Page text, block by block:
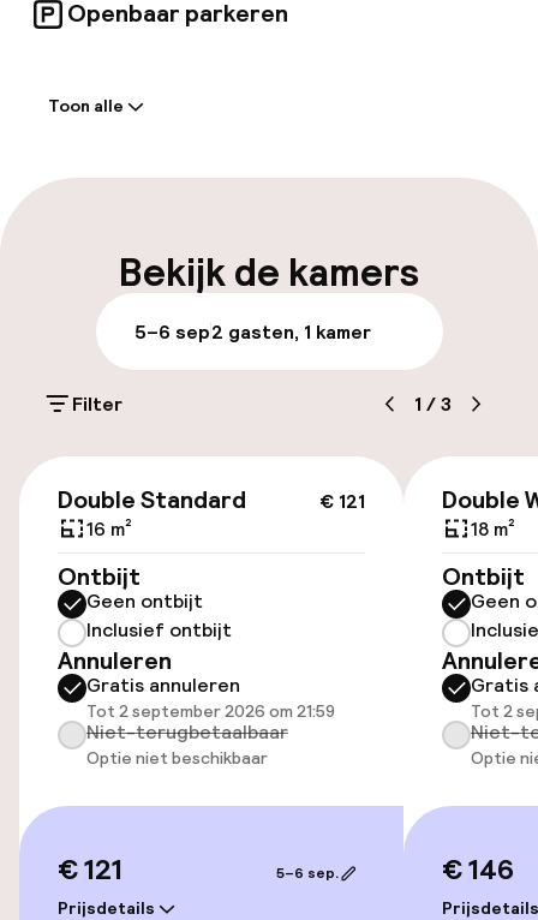
zijn ook functionele ruimtes voor zakelijke
parkeergelegenheid.
Openbaar parkeren
Meertalige medewerkers
Parkeren & mobiliteit
Openbaar parkeren
Toegankelijkheid
Lift
Entertainment
Gratis wifi
Tuin
TV lounge
Toon alle
Bekijk de kamers
5–6 sep2 gasten, 1 kamer
Filter 1 /3
€ 121
Double Standard
16 m²
Ontbijt
Geen ontbijt
Inclusief ontbijt
Annuleren
Gratis annuleren
Tot 2 september 2026 om 21:59
Niet-terugbetaalbaar
Optie niet beschikbaar
€ 121
Prijsdetails
5–6 sep.
Double
18 m²
Ontbijt
Geen
Gratis
Tot 2
Niet-
Optie
€ 146
Prijsdetails